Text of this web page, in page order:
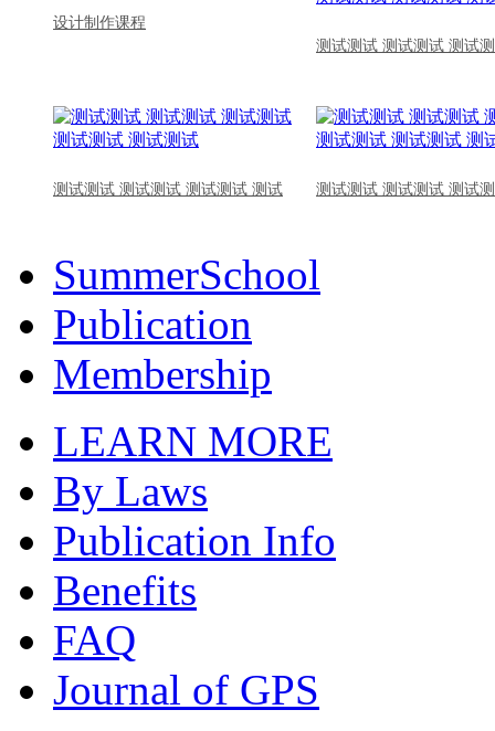
设计制作课程
测试测试 测试测试 测试
测试测试 测试测试 测试测试 测试 测试测试 测试测试 测试
SummerSchool
Publication
Membership
LEARN MORE
By Laws
Publication Info
Benefits
FAQ
Journal of GPS